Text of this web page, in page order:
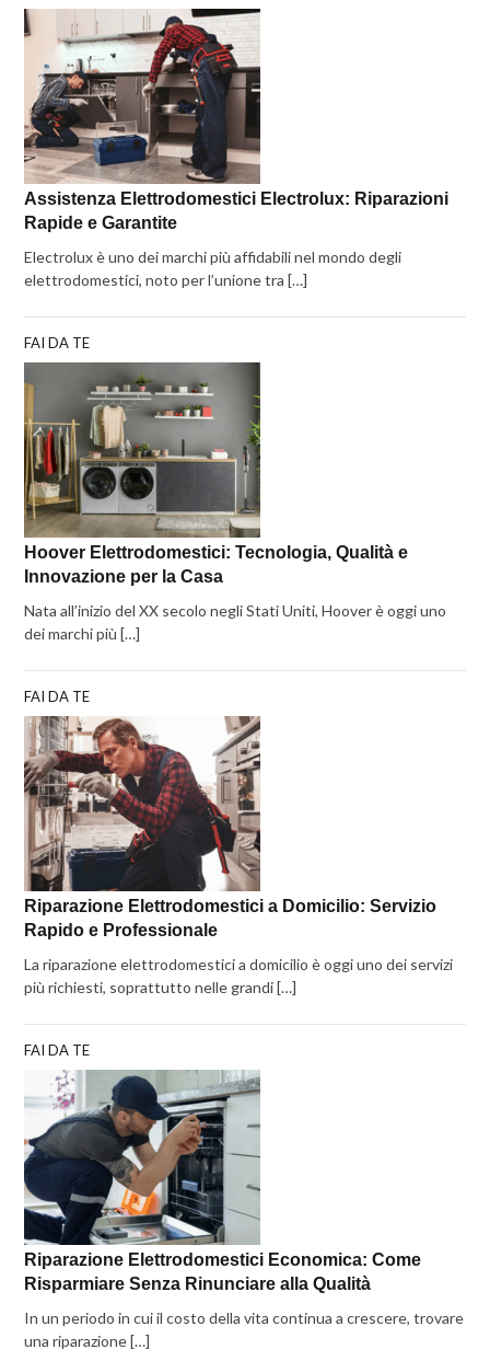
Assistenza Elettrodomestici Electrolux: Riparazioni
Rapide e Garantite
Electrolux è uno dei marchi più affidabili nel mondo degli
elettrodomestici, noto per l’unione tra […]
FAI DA TE
Hoover Elettrodomestici: Tecnologia, Qualità e
Innovazione per la Casa
Nata all’inizio del XX secolo negli Stati Uniti, Hoover è oggi uno
dei marchi più […]
FAI DA TE
Riparazione Elettrodomestici a Domicilio: Servizio
Rapido e Professionale
La riparazione elettrodomestici a domicilio è oggi uno dei servizi
più richiesti, soprattutto nelle grandi […]
FAI DA TE
Riparazione Elettrodomestici Economica: Come
Risparmiare Senza Rinunciare alla Qualità
In un periodo in cui il costo della vita continua a crescere, trovare
una riparazione […]